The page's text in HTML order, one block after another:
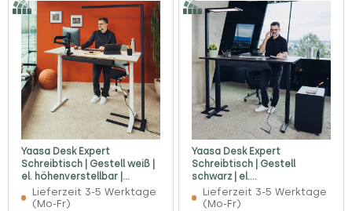
Yaasa Desk Expert
Schreibtisch | Gestell weiß |
el. höhenverstellbar |
Konfigurator
Lieferzeit 3-5 Werktage
(Mo-Fr)
Yaasa Desk Expert
Schreibtisch | Gestell
schwarz | el.
höhenverstellbar |
Konfigurator
Lieferzeit 3-5 Werktage
(Mo-Fr)